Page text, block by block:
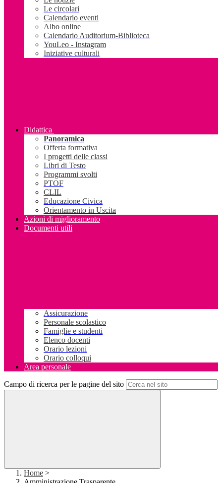
Le circolari
Calendario eventi
Albo online
Calendario Auditorium-Biblioteca
YouLeo - Instagram
Iniziative culturali
Didattica
Panoramica
Offerta formativa
I progetti delle classi
Libri di Testo
Programmi svolti
PTOF
CLIL
Educazione Civica
Orientamento in Uscita
Azioni di miglioramento
Documenti utili
Assicurazione
Personale scolastico
Famiglie e studenti
Elenco docenti
Orario lezioni
Orario colloqui
Area personale
Campo di ricerca per le pagine del sito
Home >